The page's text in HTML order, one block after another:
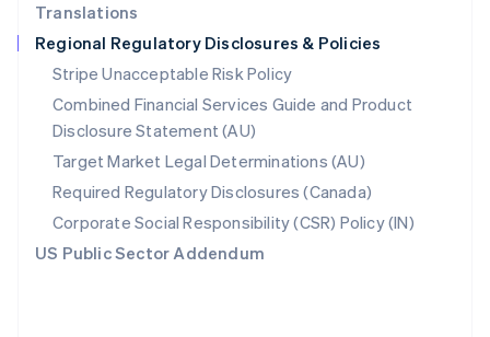
Translations
Regional Regulatory Disclosures & Policies
Stripe Unacceptable Risk Policy
Combined Financial Services Guide and Product
Disclosure Statement (AU)
Target Market Legal Determinations (AU)
Required Regulatory Disclosures (Canada)
Corporate Social Responsibility (CSR) Policy (IN)
US Public Sector Addendum
Singapore
English 简体中文
Slovakia
English
Slovenia
English Italiano
Spain
EspañolEnglish
Sweden
SvenskaEnglish
Switzerland
DeutschFrançais ItalianoEnglish